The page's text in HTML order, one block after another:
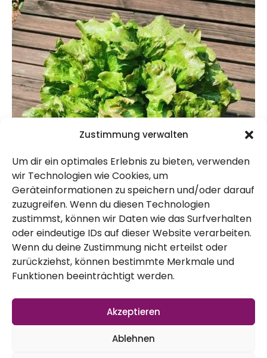
Zustimmung verwalten
Um dir ein optimales Erlebnis zu bieten, verwenden
wir Technologien wie Cookies, um
Geräteinformationen zu speichern und/oder darauf
zuzugreifen. Wenn du diesen Technologien
zustimmst, können wir Daten wie das Surfverhalten
oder eindeutige IDs auf dieser Website verarbeiten.
Wenn du deine Zustimmung nicht erteilst oder
zurückziehst, können bestimmte Merkmale und
Funktionen beeinträchtigt werden.
Akzeptieren
Ablehnen
Batavia Salat